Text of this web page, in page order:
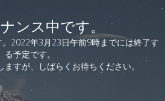
ンス中です。
2022年3月23日午前9時までには終了す
る予定です。
すが、しばらくお待ちください。